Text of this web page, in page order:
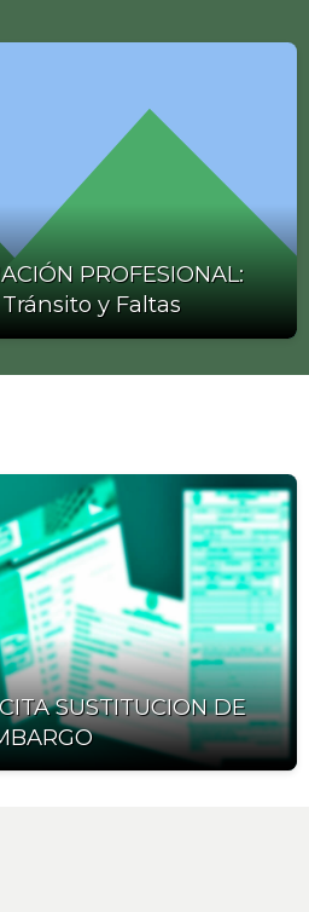
PROFESIONAL:
y Faltas
SUSTITUCION DE